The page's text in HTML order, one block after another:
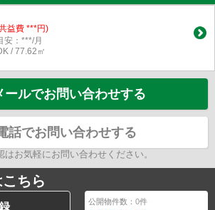
益費 ***円)
安：***/月
/ 77.62㎡
ールでお問い合わせする
話でお問い合わせする
はお気軽にお問い合わせください。
ちら
公開物件数：0件